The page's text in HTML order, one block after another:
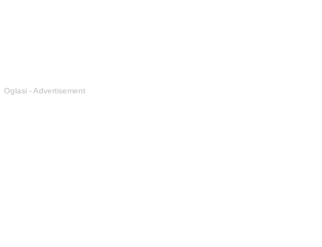
Oglasi - Advertisement